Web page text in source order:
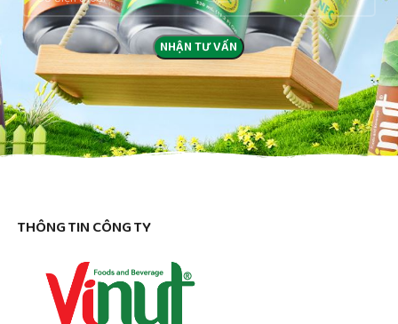
THÔNG TIN CÔNG TY